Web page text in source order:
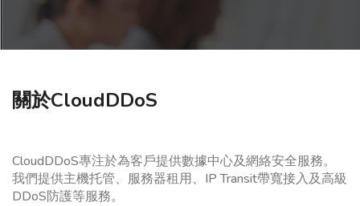
關於CloudDDoS
CloudDDoS專注於為客戶提供數據中心及網絡安全服務。
我們提供主機托管、服務器租用、IP Transit帶寬接入及高級
DDoS防護等服務。